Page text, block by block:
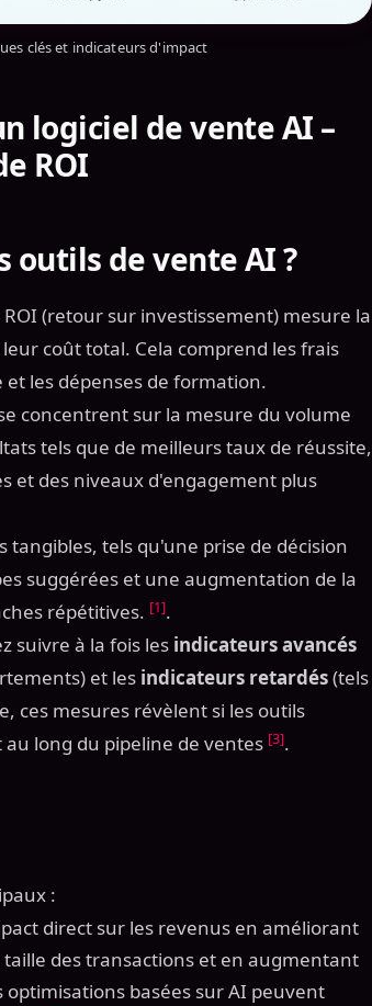
clés et indicateurs d'impact
logiciel de vente AI –
ROI
outils de vente AI ?
(retour sur investissement) mesure la
coût total. Cela comprend les frais
les dépenses de formation.
concentrent sur la mesure du volume
tels que de meilleurs taux de réussite,
et des niveaux d'engagement plus
tels qu'une prise de décision
suggérées et une augmentation de la
répétitives. [1].
suivre à la fois les indicateurs avancés
et les indicateurs retardés(tels
ces mesures révèlent si les outils
long du pipeline de ventes [3].
:
direct sur les revenus en améliorant
des transactions et en augmentant
basées sur AI peuvent